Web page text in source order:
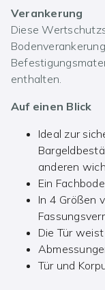
Verankerung
Diese
enthalten.
Auf einen Blick
Ideal zur
anderen
Ein
In 4 Größen
Die Tür
Tür und